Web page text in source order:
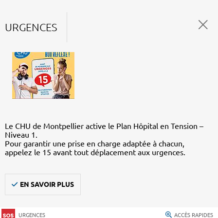
URGENCES
Le CHU de Montpellier active le Plan Hôpital en Tension –
Niveau 1.
Pour garantir une prise en charge adaptée à chacun,
appelez le 15 avant tout déplacement aux urgences.
EN SAVOIR PLUS
URGENCES ACCÈS RAPIDES